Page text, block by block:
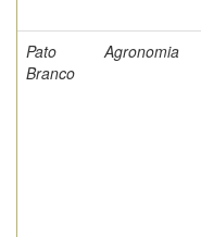
Pato
Branco
Agronomia